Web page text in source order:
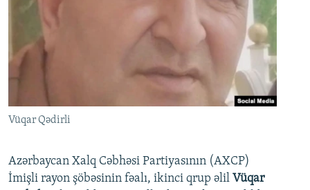
Vüqar Qədirli
Azərbaycan Xalq Cəbhəsi Partiyasının (AXCP)
İmişli rayon şöbəsinin fəalı, ikinci qrup əlil Vüqar